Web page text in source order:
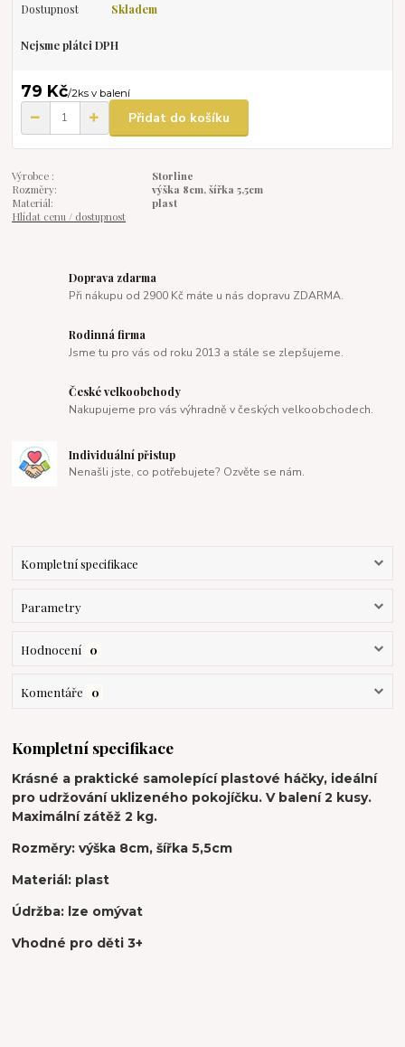
Dostupnost Skladem
Nejsme plátci DPH
79 Kč/2ks v balení
Přidat do košíku
Výrobce :
Storline
Rozměry:
výška 8cm, šířka 5,5cm
Materiál:
plast
Hlídat cenu / dostupnost
Doprava zdarma
Při nákupu od 2900 Kč máte u nás dopravu ZDARMA.
Rodinná firma
Jsme tu pro vás od roku 2013 a stále se zlepšujeme.
České velkoobchody
Nakupujeme pro vás výhradně v českých velkoobchodech.
Individuální přistup
Nenašli jste, co potřebujete? Ozvěte se nám.
Kompletní specifikace
Parametry
Hodnocení 0
Komentáře 0
Kompletní specifikace
Krásné a praktické samolepící plastové háčky, ideální
pro udržování uklizeného pokojíčku. V balení 2 kusy.
Maximální zátěž 2 kg.
Rozměry: výška 8cm, šířka 5,5cm
Materiál: plast
Údržba: lze omývat
Vhodné pro děti 3+